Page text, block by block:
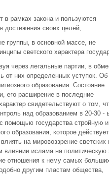
в рамках закона и пользуются
достижения своих целей;
группы, в основной массе, не
светского характера
через легальные партии, в
от них определенных уступок.
образования. Состояние
его расширение в последние
свидетельствуют о том,
над образованием в 20-30 -
помощью государства стройную и
образования, которое
на мировоззрение
ислама на политическую
отношения к нему самых
другим пластам общества,